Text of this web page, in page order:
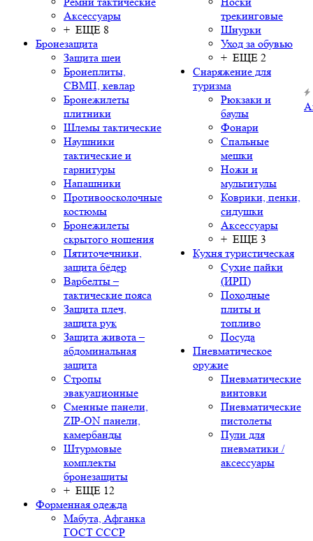
Аксессуары
+ ЕЩЕ 8
Бронезащита
Защита шеи
Бронеплиты,
СВМП, кевлар
Бронежилеты
плитники
Шлемы тактические
Наушники
тактические и
гарнитуры
Напашники
Противоосколочные
костюмы
Бронежилеты
скрытого ношения
Пятиточечники,
защита бёдер
Варбелты –
тактические пояса
Защита плеч,
защита рук
Защита живота –
абдоминальная
защита
Стропы
эвакуационные
Сменные панели,
ZIP-ON панели,
камербанды
Штурмовые
комплекты
бронезащиты
+ ЕЩЕ 12
Форменная одежда
Мабута, Афганка
ГОСТ СССР
трекинговые
Шнурки
Уход за обувью
+ ЕЩЕ 2
Снаряжение для
туризма
Рюкзаки и
баулы
Фонари
Спальные
мешки
Ножи и
мультитулы
Коврики, пенки,
сидушки
Аксессуары
+ ЕЩЕ 3
Кухня туристическая
Сухие пайки
(ИРП)
Походные
плиты и
топливо
Посуда
Пневматическое
оружие
Пневматические
винтовки
Пневматические
пистолеты
Пули для
пневматики /
аксессуары